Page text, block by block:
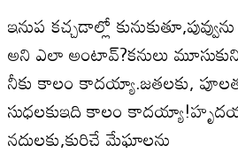
ఇనుప కచ్చడాల్లో
అని ఎలా అంటావ్?కనులు
నీకు కాలం కాదయ్యా.జతలకు,
సుధలకుఇది కాలం
నదులకు,కురిచే మేఘాలను